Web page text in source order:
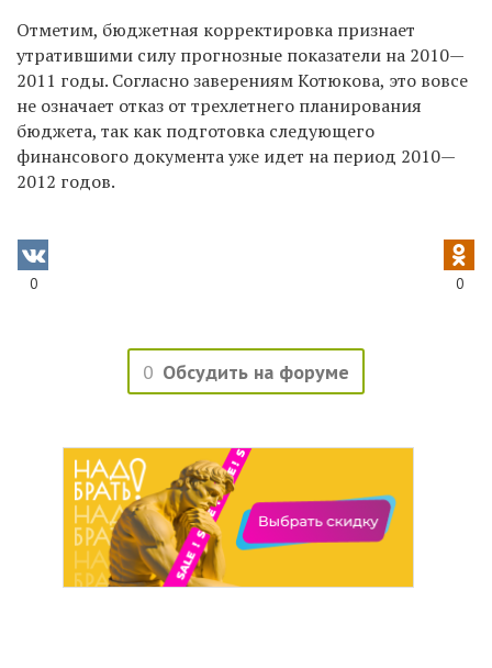
Отметим, бюджетная корректировка признает
утратившими силу прогнозные показатели на 2010—
2011 годы. Согласно заверениям Котюкова, это вовсе
не означает отказ от трехлетнего планирования
бюджета, так как подготовка следующего
финансового документа уже идет на период 2010—
2012 годов.
0 0
0 Обсудить на форуме